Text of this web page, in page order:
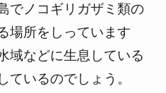
でノコギリガザミ類の
場所をしっています
域などに生息している
ているのでしょう。